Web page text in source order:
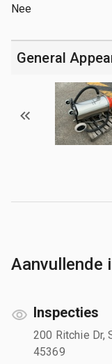
Nee
General
Aanvullende
Inspecties
200 Ritchie Dr,
45369